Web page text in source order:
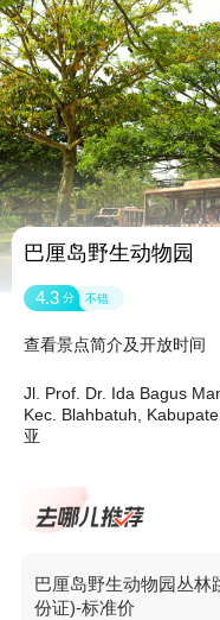
巴厘岛野生动物园
4.3 分 不错
查看景点简介及开放时间
Jl. Prof. Dr. Ida Bagus
Kec. Blahbatuh,
亚
巴厘岛野生动物园丛林
份证)-标准价
